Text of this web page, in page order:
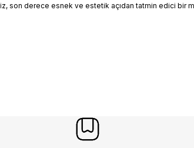
son derece esnek ve estetik açıdan tatmin edici